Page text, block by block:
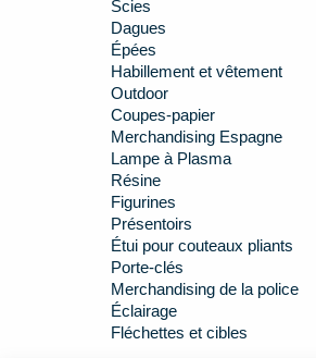
Scies
Dagues
Épées
Habillement et vêtement
Outdoor
Coupes-papier
Merchandising Espagne
Lampe à Plasma
Résine
Figurines
Présentoirs
Étui pour couteaux pliants
Porte-clés
Merchandising de la police
Éclairage
Fléchettes et cibles